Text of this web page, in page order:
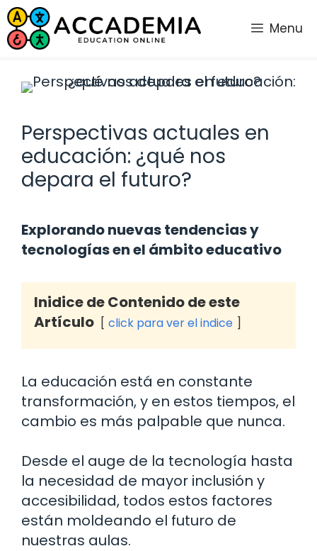
Saltar
al
contenido
Menu
Perspectivas actuales en
educación: ¿qué nos
depara el futuro?
Explorando nuevas tendencias y
tecnologías en el ámbito educativo
Inidice de Contenido de este
Artículo
click para ver el indice
La educación está en constante
transformación, y en estos tiempos, el
cambio es más palpable que nunca.
Desde el auge de la tecnología hasta
la necesidad de mayor inclusión y
accesibilidad, todos estos factores
están moldeando el futuro de
nuestras aulas.